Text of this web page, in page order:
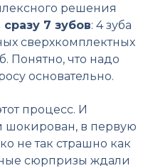
решения
7 зубов: 4 зуба
сверхкомплектных
Понятно, что надо
основательно.
процесс. И
шокирован, в первую
не так страшно как
сюрпризы ждали